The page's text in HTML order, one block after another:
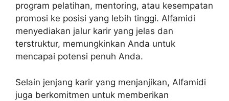
program pelatihan, mentoring, atau kesempatan
promosi ke posisi yang lebih tinggi. Alfamidi
menyediakan jalur karir yang jelas dan
terstruktur, memungkinkan Anda untuk
mencapai potensi penuh Anda.
Selain jenjang karir yang menjanjikan, Alfamidi
juga berkomitmen untuk memberikan